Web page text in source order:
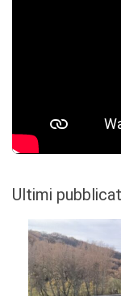
Ultimi